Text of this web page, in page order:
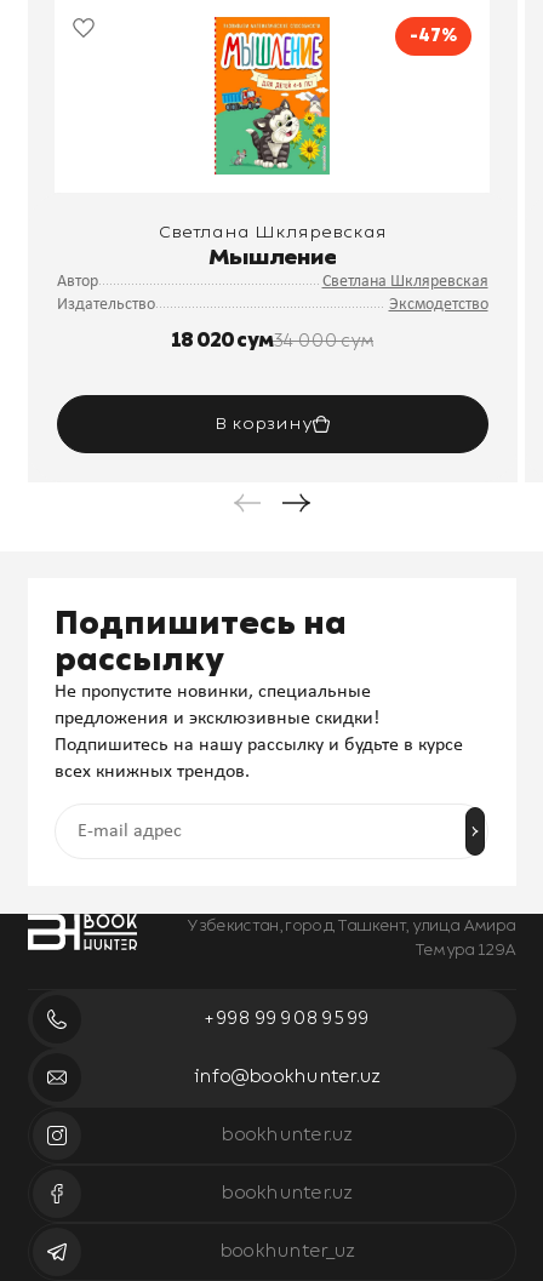
-47%
Светлана Шкляревская
Мышление
Автор
Светлана Шкляревская
Издательство
Эксмодетство
18 020 сум34 000 сум
В корзину
Узбекистан, город Ташкент, улица Амира
Темура 129А
+998 99 908 95 99
info@bookhunter.uz
bookhunter.uz
bookhunter.uz
bookhunter_uz
Подпишитесь на
рассылку
Не пропустите новинки, специальные
предложения и эксклюзивные скидки!
Подпишитесь на нашу рассылку и будьте в курсе
всех книжных трендов.